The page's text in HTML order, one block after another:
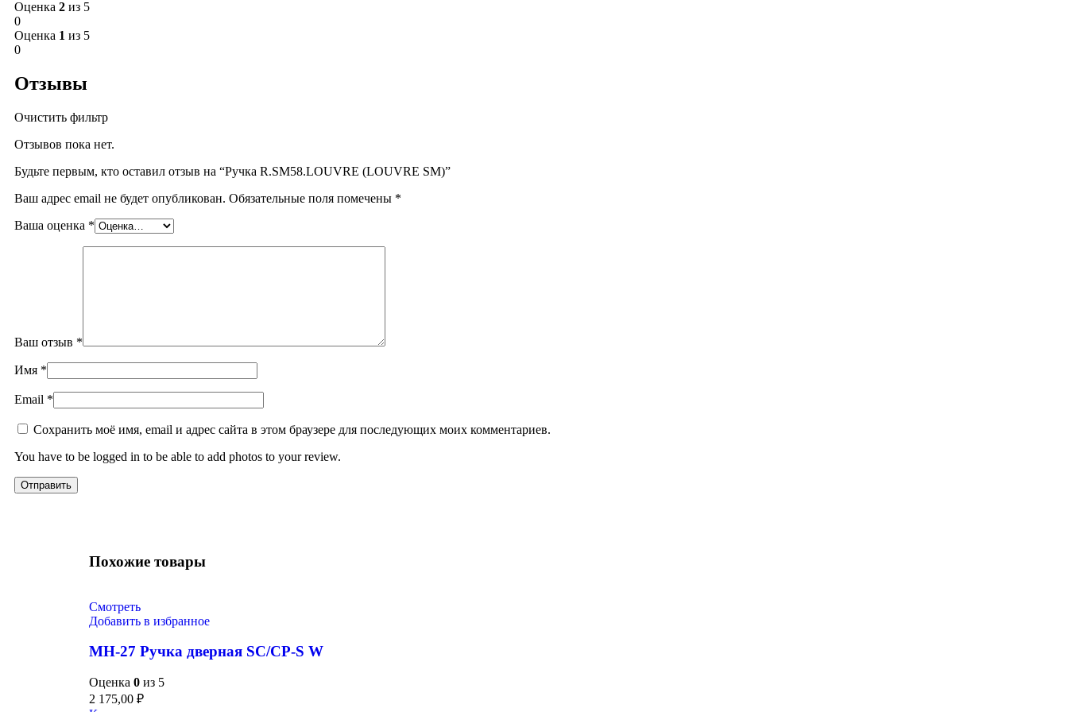
Оценка 2 из 5
0
Оценка 1 из 5
0
Отзывы
Очистить фильтр
Отзывов пока нет.
Будьте первым, кто оставил отзыв на “Ручка R.SM58.LOUVRE (LOUVRE SM)”
Ваш адрес email не будет опубликован. Обязательные поля помечены *
Ваша оценка *
Ваш отзыв *
Имя *
Email *
Сохранить моё имя, email и адрес сайта в этом браузере для последующих моих комментариев.
You have to be logged in to be able to add photos to your review.
Похожие товары
Смотреть
Добавить в избранное
MH-27 Ручка дверная SC/CP-S W
Оценка 0 из 5
2 175,00 ₽